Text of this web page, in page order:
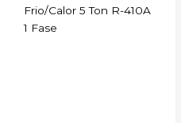
Frio/Calor 5 Ton R-410A
1 Fase